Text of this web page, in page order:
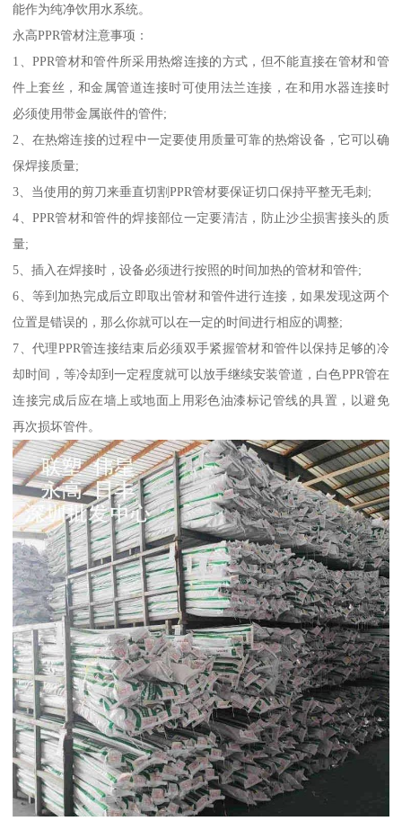
能作为纯净饮用水系统。
永高PPR管材注意事项：
1、PPR管材和管件所采用热熔连接的方式，但不能直接在管材和管
件上套丝，和金属管道连接时可使用法兰连接，在和用水器连接时
必须使用带金属嵌件的管件;
2、在热熔连接的过程中一定要使用质量可靠的热熔设备，它可以确
保焊接质量;
3、当使用的剪刀来垂直切割PPR管材要保证切口保持平整无毛刺;
4、PPR管材和管件的焊接部位一定要清洁，防止沙尘损害接头的质
量;
5、插入在焊接时，设备必须进行按照的时间加热的管材和管件;
6、等到加热完成后立即取出管材和管件进行连接，如果发现这两个
位置是错误的，那么你就可以在一定的时间进行相应的调整;
7、代理PPR管连接结束后必须双手紧握管材和管件以保持足够的冷
却时间，等冷却到一定程度就可以放手继续安装管道，白色PPR管在
连接完成后应在墙上或地面上用彩色油漆标记管线的具置，以避免
再次损坏管件。